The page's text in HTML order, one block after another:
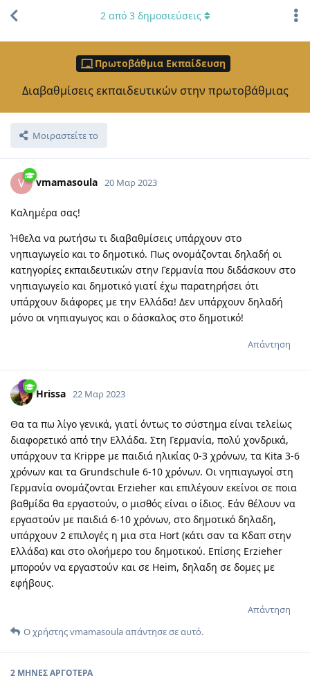
Πρωτοβάθμια Εκπαίδευση
Διαβαθμίσεις εκπαιδευτικών στην πρωτοβάθμιας
Μοιραστείτε το
2από 3δημοσιεύσεις
V vmamasoula 20 Μαρ 2023
Καλημέρα σας!
Ήθελα να ρωτήσω τι διαβαθμίσεις υπάρχουν στο
νηπιαγωγείο και το δημοτικό. Πως ονομάζονται δηλαδή οι
κατηγορίες εκπαιδευτικών στην Γερμανία που διδάσκουν στο
νηπιαγωγείο και δημοτικό γιατί έχω παρατηρήσει ότι
υπάρχουν διάφορες με την Ελλάδα! Δεν υπάρχουν δηλαδή
μόνο οι νηπιαγωγος και ο δάσκαλος στο δημοτικό!
Απάντηση
Hrissa 22 Μαρ 2023
Θα τα πω λίγο γενικά, γιατί όντως το σύστημα είναι τελείως
διαφορετικό από την Ελλάδα. Στη Γερμανία, πολύ χονδρικά,
υπάρχουν τα Krippe με παιδιά ηλικίας 0-3 χρόνων, τα Kita 3-6
χρόνων και τα Grundschule 6-10 χρόνων. Οι νηπιαγωγοί στη
Γερμανία ονομάζονται Erzieher και επιλέγουν εκείνοι σε ποια
βαθμίδα θα εργαστούν, ο μισθός είναι ο ίδιος. Εάν θέλουν να
εργαστούν με παιδιά 6-10 χρόνων, στο δημοτικό δηλαδη,
υπάρχουν 2 επιλογές η μια στα Hort (κάτι σαν τα Κδαπ στην
Ελλάδα) και στο ολοήμερο του δημοτικού. Επίσης Erzieher
μπορούν να εργαστούν και σε Heim, δηλαδη σε δομες με
εφήβους.
Απάντηση
Ο χρήστηςvmamasoulaαπάντησε σε αυτό.
2 ΜΉΝΕΣΑΡΓΌΤΕΡΑ